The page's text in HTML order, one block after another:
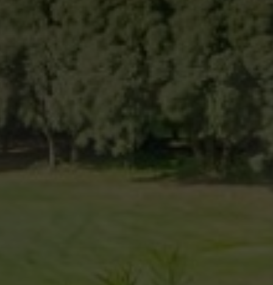
Modificar cookies
Sempre activades
Aquest lloc web utilitza cookies pròpies per recopilar
informació amb la finalitat de millorar els nostres serveis.
Si continua navegant, suposa l'acceptació de la instal·lació
navegador podent, si així ho desitja, impedir que siguin
instal·lades al disc dur, encara que haurà de tenir en
compte que aquesta acció podrà ocasionar dificultats de
navegació de la pàgina web.
Analítiques i personalització